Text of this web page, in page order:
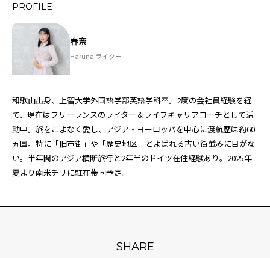
PROFILE
春奈
Haruna ライター
和歌山出身、上智大学外国語学部英語学科卒。2度の会社員経験を経
て、現在はフリーランスのライター＆ライフキャリアコーチとして活
動中。旅をこよなく愛し、アジア・ヨーロッパを中心に渡航歴は約60
ヵ国。特に「旧市街」や「歴史地区」とよばれる古い街並みに目がな
い。半年間のアジア横断旅行と2年半のドイツ在住経験あり。2025年
夏より南米チリに駐在帯同予定。
SHARE